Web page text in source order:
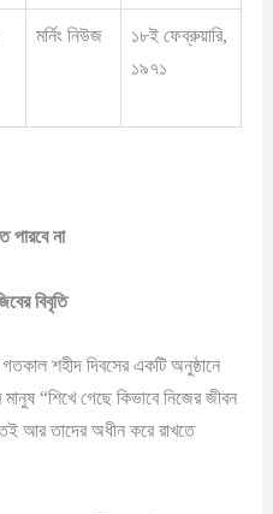
মর্নিং নিউজ
১৮ই ফেব্রুয়ারি,
১৯৭১
পারবে না
বিবৃতি
শহীদ দিবসের একটি অনুষ্ঠানে
“শিখে গেছে কিভাবে নিজের জীবন
আর তাদের অধীন করে রাখতে